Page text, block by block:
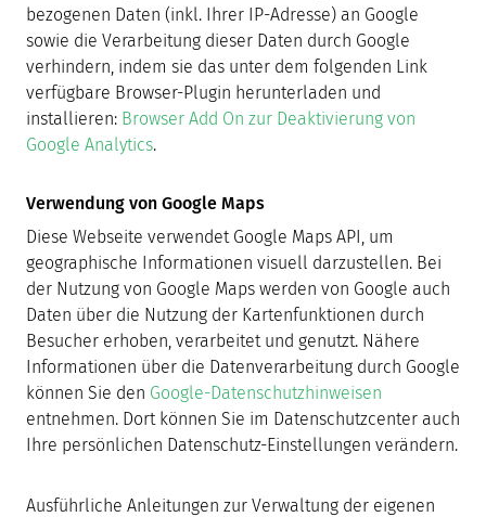
bezogenen Daten (inkl. Ihrer IP-Adresse) an Google
sowie die Verarbeitung dieser Daten durch Google
verhindern, indem sie das unter dem folgenden Link
verfügbare Browser-Plugin herunterladen und
installieren: Browser Add On zur Deaktivierung von
Google Analytics.
Verwendung von Google Maps
Diese Webseite verwendet Google Maps API, um
geographische Informationen visuell darzustellen. Bei
der Nutzung von Google Maps werden von Google auch
Daten über die Nutzung der Kartenfunktionen durch
Besucher erhoben, verarbeitet und genutzt. Nähere
Informationen über die Datenverarbeitung durch Google
können Sie den Google-Datenschutzhinweisen
entnehmen. Dort können Sie im Datenschutzcenter auch
Ihre persönlichen Datenschutz-Einstellungen verändern.
Ausführliche Anleitungen zur Verwaltung der eigenen